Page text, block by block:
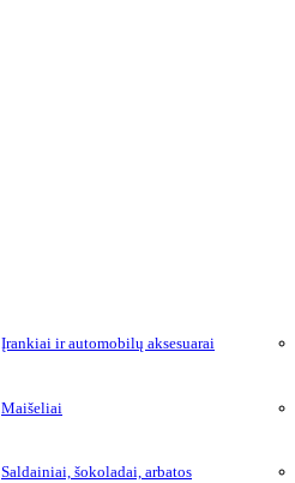
Įrankiai ir automobilų aksesuarai
Maišeliai
Saldainiai, šokoladai, arbatos